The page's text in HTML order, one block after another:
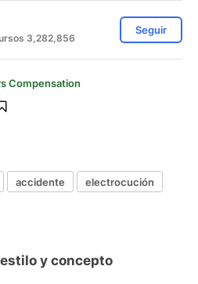
3,282,856
Seguir
Compensation
accidente
electrocución
y concepto